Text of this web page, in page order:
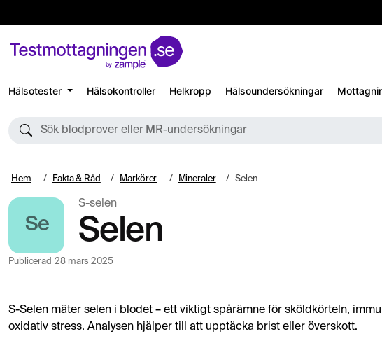
Hälsotester Hälsokontroller Helkropp Hälsoundersökningar
Sök blodprover eller MR-undersökningar
Hem Fakta & Råd Markörer Mineraler Selen
Se
S-selen
Selen
Publicerad 28 mars 2025
S-Selen mäter selen i blodet – ett viktigt spårämne för sköldkörteln,
oxidativ stress. Analysen hjälper till att upptäcka brist eller överskott.